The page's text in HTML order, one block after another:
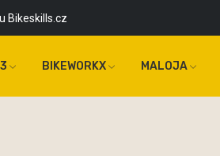
Bikeskills.cz
BIKEWORKX MALOJA